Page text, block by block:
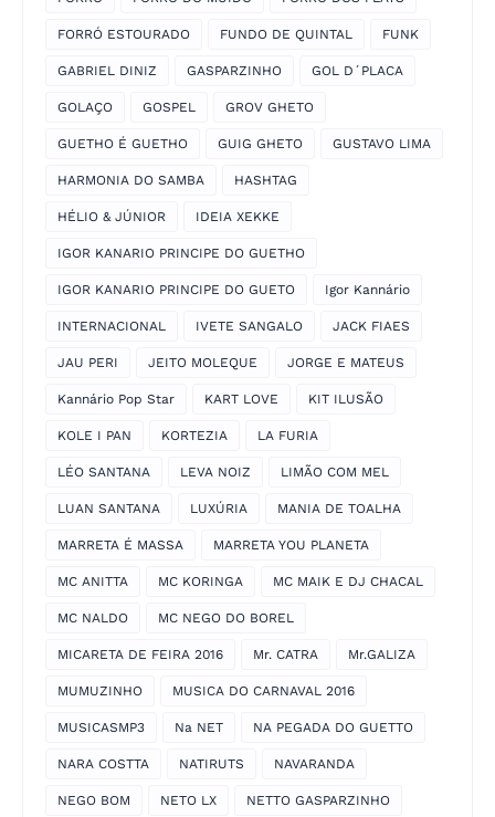
FORRÓ ESTOURADO FUNDO DE QUINTAL FUNK
GABRIEL DINIZ GASPARZINHO GOL D´PLACA
GOLAÇO GOSPEL GROV GHETO
GUETHO É GUETHO GUIG GHETO GUSTAVO LIMA
HARMONIA DO SAMBA HASHTAG
HÉLIO & JÚNIOR IDEIA XEKKE
IGOR KANARIO PRINCIPE DO GUETHO
IGOR KANARIO PRINCIPE DO GUETO Igor Kannário
INTERNACIONAL IVETE SANGALO JACK FIAES
JAU PERI JEITO MOLEQUE JORGE E MATEUS
Kannário Pop Star KART LOVE KIT ILUSÃO
KOLE I PAN KORTEZIA LA FURIA
LÉO SANTANA LEVA NOIZ LIMÃO COM MEL
LUAN SANTANA LUXÚRIA MANIA DE TOALHA
MARRETA É MASSA MARRETA YOU PLANETA
MC ANITTA MC KORINGA MC MAIK E DJ CHACAL
MC NALDO MC NEGO DO BOREL
MICARETA DE FEIRA 2016 Mr. CATRA Mr.GALIZA
MUMUZINHO MUSICA DO CARNAVAL 2016
MUSICASMP3 Na NET NA PEGADA DO GUETTO
NARA COSTTA NATIRUTS NAVARANDA
NEGO BOM NETO LX NETTO GASPARZINHO